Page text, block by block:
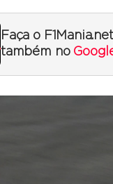
Faça o
também no